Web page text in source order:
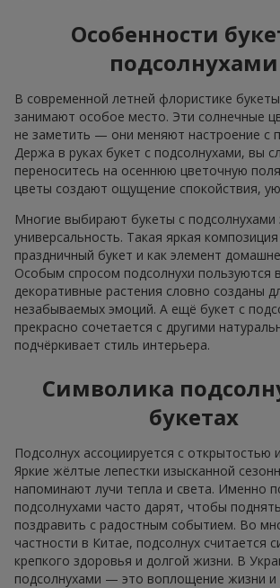
Особенности
подсолнухами
В современной летней флористике
занимают особое место. Эти солнечные
не заметить — они меняют настроение с
Держа в руках букет с подсолнухами, вы
переноситесь на осеннюю цветочную
цветы создают ощущение спокойствия,
Многие выбирают букеты с подсолнухами
универсальность. Такая яркая
праздничный букет и как элемент
Особым спросом подсолнухи пользуются
декоративные растения словно созданы
незабываемых эмоций. А ещё букет с
прекрасно сочетается с другими
подчёркивает стиль интерьера.
Символика
букетах
Подсолнух ассоциируется с открытостью
Яркие жёлтые лепестки изысканной
напоминают лучи тепла и света. Именно
подсолнухами часто дарят, чтобы
поздравить с радостным событием. Во
частности в Китае, подсолнух считается
крепкого здоровья и долгой жизни. В
подсолнухами — это воплощение жизни и